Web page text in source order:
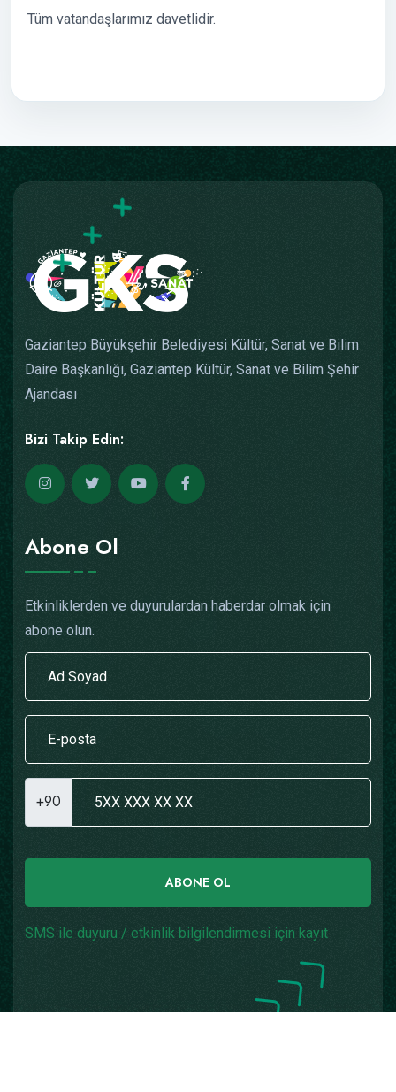
Tüm vatandaşlarımız davetlidir.
Gaziantep Büyükşehir Belediyesi Kültür, Sanat ve Bilim
Daire Başkanlığı, Gaziantep Kültür, Sanat ve Bilim Şehir
Ajandası
Bizi Takip Edin:
Abone Ol
Etkinliklerden ve duyurulardan haberdar olmak için
abone olun.
+90
ABONE OL
SMS ile duyuru / etkinlik bilgilendirmesi için kayıt